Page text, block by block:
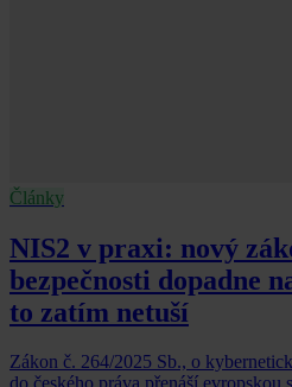
Články
NIS2 v praxi: nový
bezpečnosti dopadne
to zatím netuší
Zákon č. 264/2025 Sb., o